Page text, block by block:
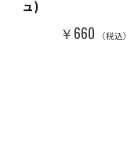
ュ)
￥660 （税込）